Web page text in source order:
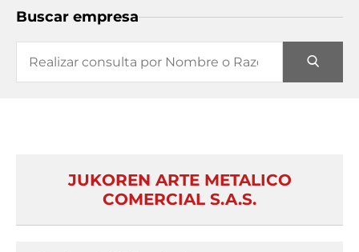
Buscar empresa
JUKOREN ARTE METALICO
COMERCIAL S.A.S.